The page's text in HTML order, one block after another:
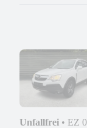
Unfallfrei • EZ